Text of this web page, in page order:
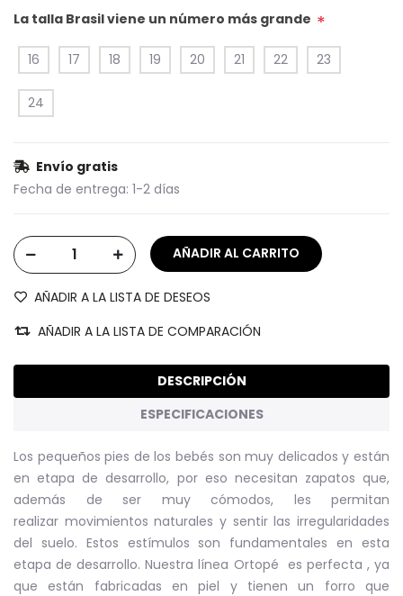
La talla Brasil viene un número más grande *
16 17 18 19 20 21 22 23
24
Envío gratis
Fecha de entrega: 1-2 días
AÑADIR A LA LISTA DE DESEOS
AÑADIR A LA LISTA DE COMPARACIÓN
DESCRIPCIÓN
ESPECIFICACIONES
Los pequeños pies de los bebés son muy delicados y están
en etapa de desarrollo, por eso necesitan zapatos que,
además de ser muy cómodos, les permitan
realizar movimientos naturales y sentir las irregularidades
del suelo. Estos estímulos son fundamentales en esta
etapa de desarrollo. Nuestra línea Ortopé es perfecta , ya
que están fabricadas en piel y tienen un forro que